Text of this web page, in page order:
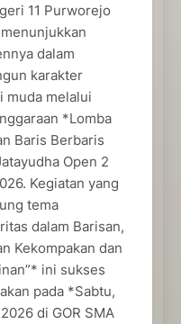
11 Purworejo
dalam
karakter
muda melalui
*Lomba
Baris Berbaris
Open 2
Kegiatan yang
tema
dalam Barisan,
Kekompakan dan
ini sukses
pada *Sabtu,
di GOR SMA